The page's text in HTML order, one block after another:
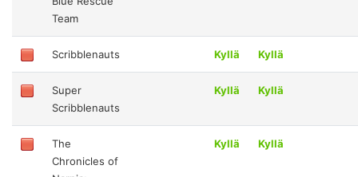
Team
Scribblenauts Kyllä Kyllä
Super
Scribblenauts
Kyllä Kyllä
The
Chronicles of
Kyllä Kyllä